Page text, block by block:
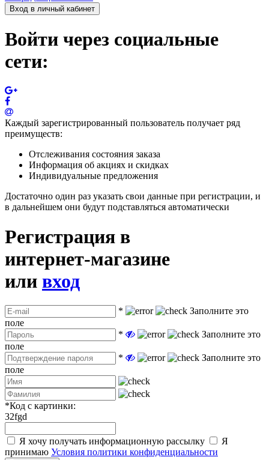
Вход в личный кабинет
Войти через социальные
сети:
Каждый зарегистрированный пользователь получает ряд
преимуществ:
Отслеживания состояния заказа
Информация об акциях и скидках
Индивидуальные предложения
Достаточно один раз указать свои данные при регистрации, и
в дальнейшем они будут подставляться автоматически
Регистрация в
интернет-магазине
или вход
*
Заполните это
поле
*
Заполните это
поле
*
Заполните это
поле
*Код с картинки:
32fgd
Я хочу получать информационную рассылку
Я
принимаю Условия политики конфиденциальности